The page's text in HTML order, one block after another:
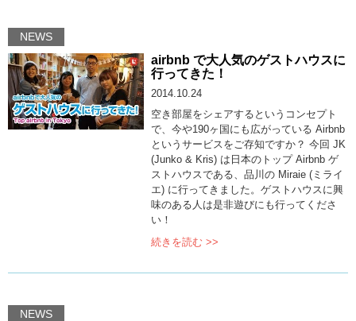
NEWS
airbnb で大人気のゲストハウスに
行ってきた！
2014.10.24
空き部屋をシェアするというコンセプト
で、今や190ヶ国にも広がっている Airbnb
というサービスをご存知ですか？ 今回 JK
(Junko & Kris) は日本のトップ Airbnb ゲ
ストハウスである、品川の Miraie (ミライ
エ) に行ってきました。ゲストハウスに興
味のある人は是非遊びにも行ってくださ
い！
続きを読む >>
NEWS